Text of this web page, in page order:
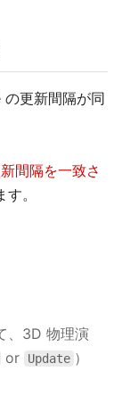
更新間隔が同
間隔を一致さ
。
、3D 物理演
or Update ）